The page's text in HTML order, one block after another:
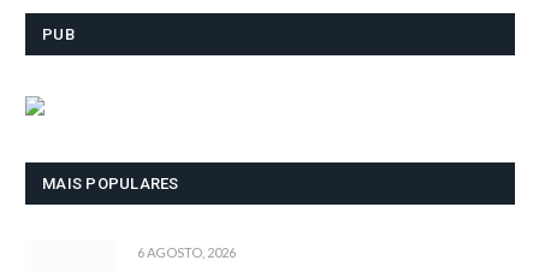
PUB
MAIS POPULARES
6 AGOSTO, 2026